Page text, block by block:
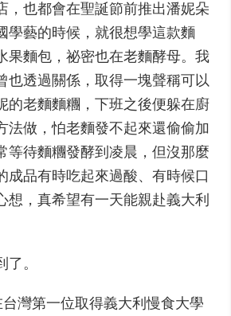
，也都會在聖誕節前推出潘妮朵
學藝的時候，就很想學這款麵
果麵包，祕密也在老麵酵母。我
也透過關係，取得一塊聲稱可以
的老麵麵糰，下班之後便躲在廚
法做，怕老麵發不起來還偷偷加
等待麵糰發酵到凌晨，但沒那麼
成品有時吃起來過酸、有時候口
想，真希望有一天能親赴義大利
。
灣第一位取得義大利慢食大學